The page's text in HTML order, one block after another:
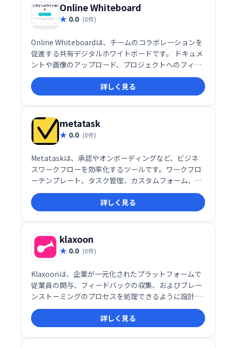
Online Whiteboard
0.0 (0件)
Online Whiteboardは、チームのコラボレーションを
促進する共有デジタルホワイトボードです。 ドキュメ
ントや画像のアップロード、プロジェクトへのフィー
ドバック共有、ブレインストーミングなど、スムーズ
な共同作業を実現します。高速で使いやすいインター
フェースで、誰でも簡単に利用できます。 チームのア
イデア創出と生産性向上に最適なツールです。
詳しく見る
metatask
0.0 (0件)
Metataskは、承認やオンボーディングなど、ビジネ
スワークフローを効率化するツールです。ワークフロ
ーテンプレート、タスク管理、カスタムフォーム、チ
ャット機能などを備え、社内プロセスの作成・整理を
支援します。Zapier連携にも対応し、ブランドの一貫
性を保ちながら、業務効率の向上を実現します。チー
ムの生産性向上に最適なソリューションです。
詳しく見る
klaxoon
0.0 (0件)
Klaxoonは、企業が一元化されたプラットフォームで
従業員の関与、フィードバックの収集、およびブレー
ンストーミングのプロセスを処理できるように設計さ
れた会議管理およびチームコラボレーションソフトウ
ェアです。
詳しく見る